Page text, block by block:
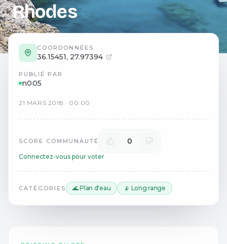
Rhodes
COORDONNÉES
36.15451, 27.97394
PUBLIÉ PAR
n005
21 MARS 2018 · 00:00
SCORE COMMUNAUTÉ 0
Connectez-vous pour voter
CATÉGORIES 🌊 Plan d'eau 📡 Long range